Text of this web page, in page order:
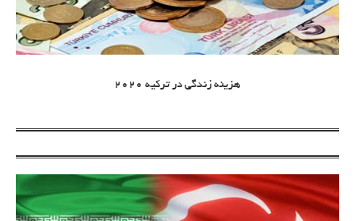
هزینه زندگی در ترکیه 2020